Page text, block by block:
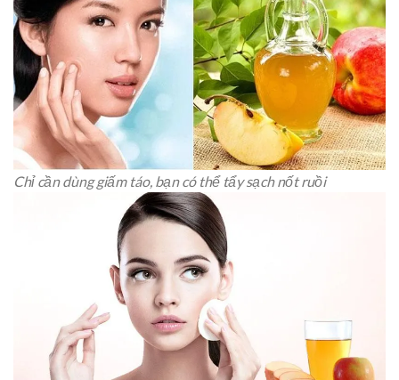
Chỉ cần dùng giấm táo, bạn có thể tẩy sạch nốt ruồi